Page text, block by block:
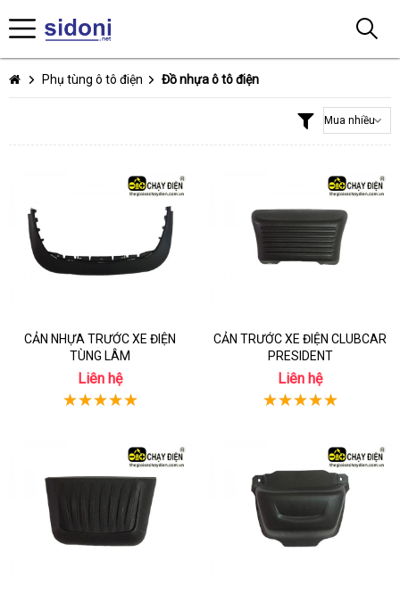
Phụ tùng ô tô điện Đồ nhựa ô tô điện
CẢN NHỰA TRƯỚC XE ĐIỆN
TÙNG LÂM
Liên hệ
CẢN TRƯỚC XE ĐIỆN CLUBCAR
PRESIDENT
Liên hệ